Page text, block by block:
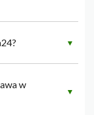
▼
w
▼